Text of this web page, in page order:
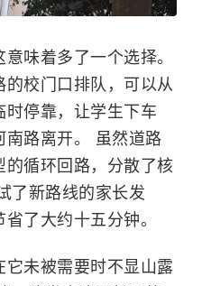
味着多了一个选择。
校门口排队，可以从
时停靠，让学生下车
南路离开。 虽然道路
的循环回路，分散了核
了新路线的家长发
了大约十五分钟。
它未被需要时不显山露